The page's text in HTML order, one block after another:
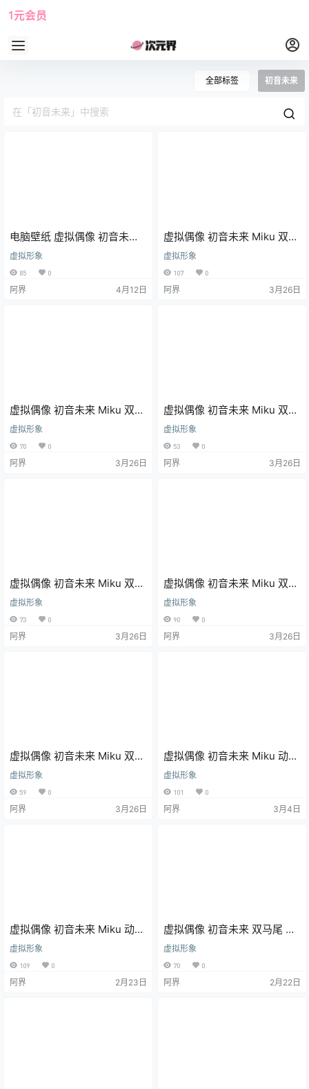
1元会员
全部标签 初音未来
电脑壁纸 虚拟偶像 初音未来
miku 双马尾
虚拟形象
85 0
阿界 4月12日
虚拟偶像 初音未来 Miku 双马
尾 动漫壁纸 手机壁纸 4K壁纸
虚拟形象
107 0
阿界 3月26日
虚拟偶像 初音未来 Miku 双马
尾 动漫壁纸 手机壁纸
虚拟形象
70 0
阿界 3月26日
虚拟偶像 初音未来 Miku 双马
尾 动漫壁纸 手机壁纸 4K壁纸
虚拟形象
53 0
阿界 3月26日
虚拟偶像 初音未来 Miku 双马
尾 动漫壁纸 手机壁纸 4K壁纸
虚拟形象
73 0
阿界 3月26日
虚拟偶像 初音未来 Miku 双马
尾 动漫壁纸 手机壁纸 4K壁纸
虚拟形象
90 0
阿界 3月26日
虚拟偶像 初音未来 Miku 双马
尾 动漫壁纸 手机壁纸 6K壁纸
虚拟形象
59 0
阿界 3月26日
虚拟偶像 初音未来 Miku 动漫
壁纸 电脑壁纸 4K壁纸
虚拟形象
101 0
阿界 3月4日
虚拟偶像 初音未来 Miku 动漫
壁纸 手机壁纸 4K壁纸
虚拟形象
109 0
阿界 2月23日
虚拟偶像 初音未来 双马尾 手
机壁纸 动漫壁纸 2K壁纸
虚拟形象
70 0
阿界 2月22日